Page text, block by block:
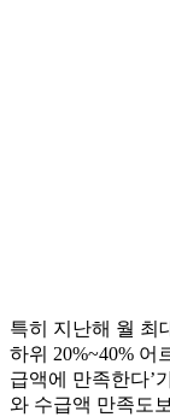
특히 지난해 월 최
하위 20%~40% 어
급액에 만족한다’
와 수급액 만족도